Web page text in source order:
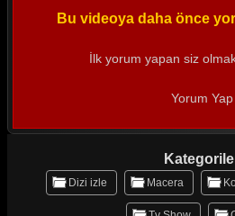
Bu videoya daha önce
İlk yorum yapan siz
Yorum Yap
Dizi izle Macera